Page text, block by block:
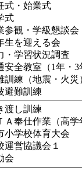
式・始業式
式
参観・学級懇談会
生を迎える会
・学習状況調査
安全教室（1年・3
訓練（地震・火災
避難訓練
渡し訓練
Ａ奉仕作業（高学
小学校体育大会
運営協議会１
会